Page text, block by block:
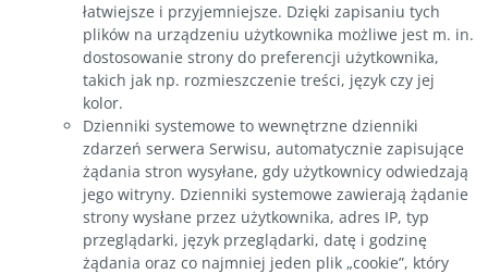
łatwiejsze i przyjemniejsze. Dzięki zapisaniu tych
plików na urządzeniu użytkownika możliwe jest m. in.
dostosowanie strony do preferencji użytkownika,
takich jak np. rozmieszczenie treści, język czy jej
kolor.
Dzienniki systemowe to wewnętrzne dzienniki
zdarzeń serwera Serwisu, automatycznie zapisujące
żądania stron wysyłane, gdy użytkownicy odwiedzają
jego witryny. Dzienniki systemowe zawierają żądanie
strony wysłane przez użytkownika, adres IP, typ
przeglądarki, język przeglądarki, datę i godzinę
żądania oraz co najmniej jeden plik „cookie”, który